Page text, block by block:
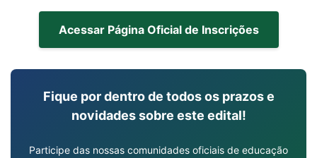
Acessar Página Oficial de Inscrições
Fique por dentro de todos os prazos e
novidades sobre este edital!
Participe das nossas comunidades oficiais de educação